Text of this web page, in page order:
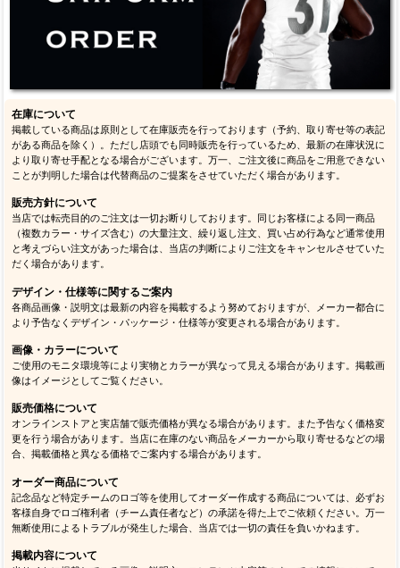
在庫について
掲載している商品は原則として在庫販売を行っております（予約、取り寄せ等の表記
がある商品を除く）。ただし店頭でも同時販売を行っているため、最新の在庫状況に
より取り寄せ手配となる場合がございます。万一、ご注文後に商品をご用意できない
ことが判明した場合は代替商品のご提案をさせていただく場合があります。
販売方針について
当店では転売目的のご注文は一切お断りしております。同じお客様による同一商品
（複数カラー・サイズ含む）の大量注文、繰り返し注文、買い占め行為など通常使用
と考えづらい注文があった場合は、当店の判断によりご注文をキャンセルさせていた
だく場合があります。
デザイン・仕様等に関するご案内
各商品画像・説明文は最新の内容を掲載するよう努めておりますが、メーカー都合に
より予告なくデザイン・パッケージ・仕様等が変更される場合があります。
画像・カラーについて
ご使用のモニタ環境等により実物とカラーが異なって見える場合があります。掲載画
像はイメージとしてご覧ください。
販売価格について
オンラインストアと実店舗で販売価格が異なる場合があります。また予告なく価格変
更を行う場合があります。当店に在庫のない商品をメーカーから取り寄せるなどの場
合、掲載価格と異なる価格でご案内する場合があります。
オーダー商品について
記念品など特定チームのロゴ等を使用してオーダー作成する商品については、必ずお
客様自身でロゴ権利者（チーム責任者など）の承諾を得た上でご依頼ください。万一
無断使用によるトラブルが発生した場合、当店では一切の責任を負いかねます。
掲載内容について